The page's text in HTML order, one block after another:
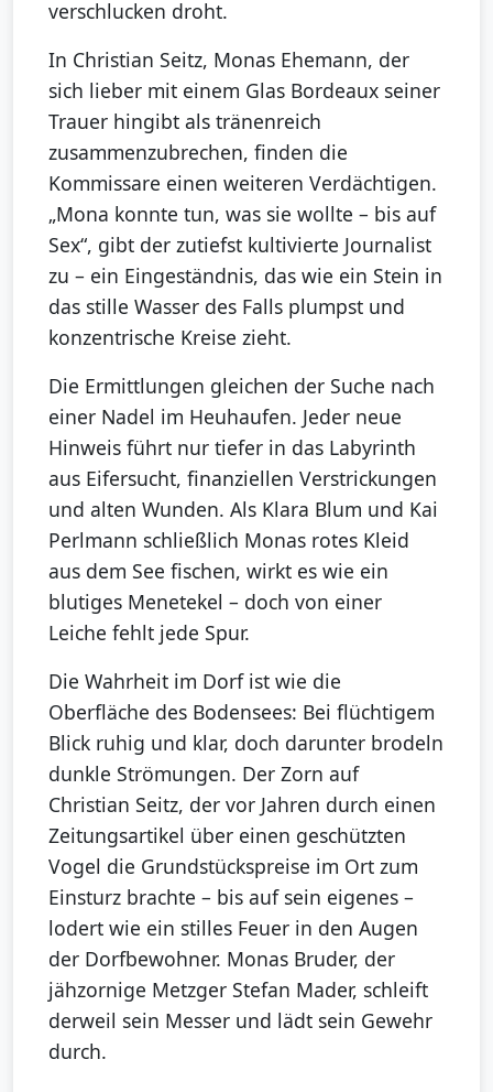
verschlucken droht.
In Christian Seitz, Monas Ehemann, der
sich lieber mit einem Glas Bordeaux seiner
Trauer hingibt als tränenreich
zusammenzubrechen, finden die
Kommissare einen weiteren Verdächtigen.
„Mona konnte tun, was sie wollte – bis auf
Sex“, gibt der zutiefst kultivierte Journalist
zu – ein Eingeständnis, das wie ein Stein in
das stille Wasser des Falls plumpst und
konzentrische Kreise zieht.
Die Ermittlungen gleichen der Suche nach
einer Nadel im Heuhaufen. Jeder neue
Hinweis führt nur tiefer in das Labyrinth
aus Eifersucht, finanziellen Verstrickungen
und alten Wunden. Als Klara Blum und Kai
Perlmann schließlich Monas rotes Kleid
aus dem See fischen, wirkt es wie ein
blutiges Menetekel – doch von einer
Leiche fehlt jede Spur.
Die Wahrheit im Dorf ist wie die
Oberfläche des Bodensees: Bei flüchtigem
Blick ruhig und klar, doch darunter brodeln
dunkle Strömungen. Der Zorn auf
Christian Seitz, der vor Jahren durch einen
Zeitungsartikel über einen geschützten
Vogel die Grundstückspreise im Ort zum
Einsturz brachte – bis auf sein eigenes –
lodert wie ein stilles Feuer in den Augen
der Dorfbewohner. Monas Bruder, der
jähzornige Metzger Stefan Mader, schleift
derweil sein Messer und lädt sein Gewehr
durch.